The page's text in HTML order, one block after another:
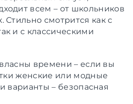
всем – от школьников
Стильно смотрится как с
и с классическими
времени – если вы
женские или модные
варианты – безопасная